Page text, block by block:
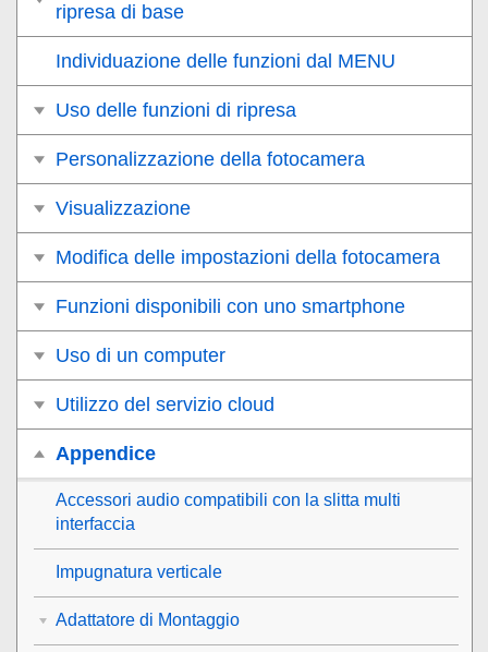
ripresa di base
Individuazione delle funzioni dal MENU
Uso delle funzioni di ripresa
Personalizzazione della fotocamera
Visualizzazione
Modifica delle impostazioni della fotocamera
Funzioni disponibili con uno smartphone
Uso di un computer
Utilizzo del servizio cloud
Appendice
Accessori audio compatibili con la slitta multi
interfaccia
Impugnatura verticale
Adattatore di Montaggio